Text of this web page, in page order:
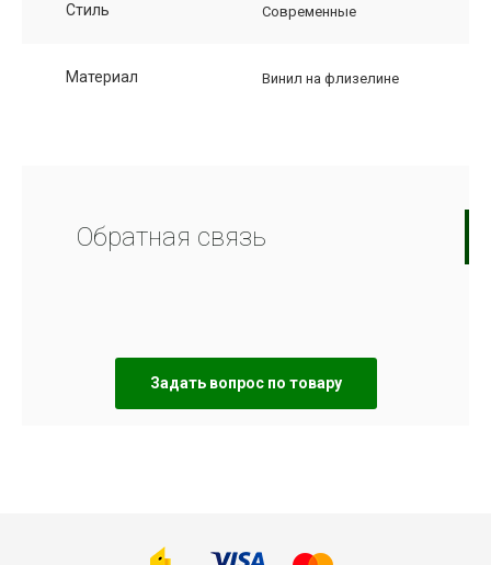
Стиль Современные
Материал Винил на флизелине
Обратная связь
Задать вопрос по товару